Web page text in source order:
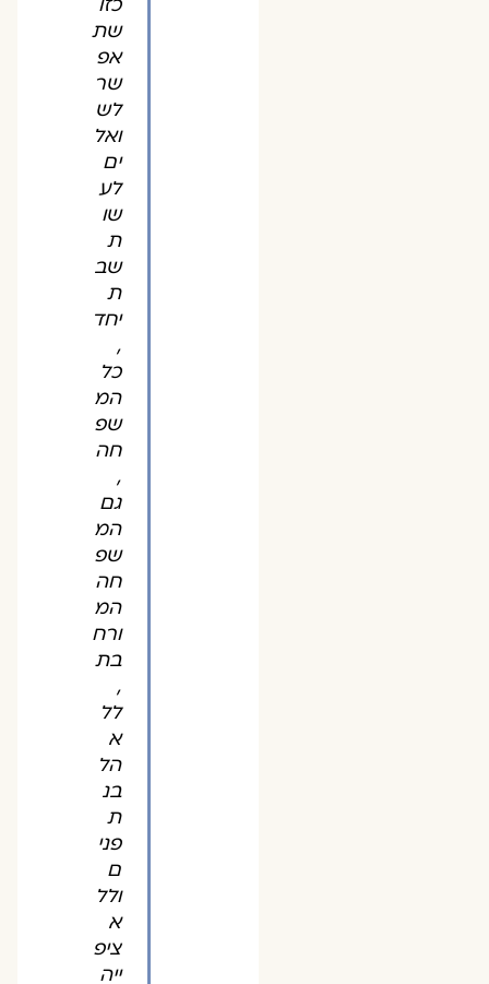
שת
אפ
שר
לש
ואל
ים
לע
שו
ת
שב
ת
יחד
כל
המ
שפ
חה
גם
המ
שפ
חה
המ
ורח
בת
לל
א
הל
בנ
ת
פני
ם
ולל
א
ציפ
ייה